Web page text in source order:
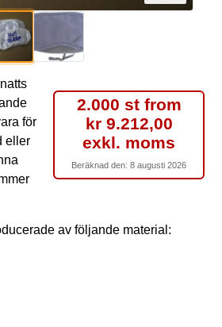
2.000 st from
kr 9.212,00
exkl. moms
Beräknad den: 8 augusti 2026
för
eller
av följande material: